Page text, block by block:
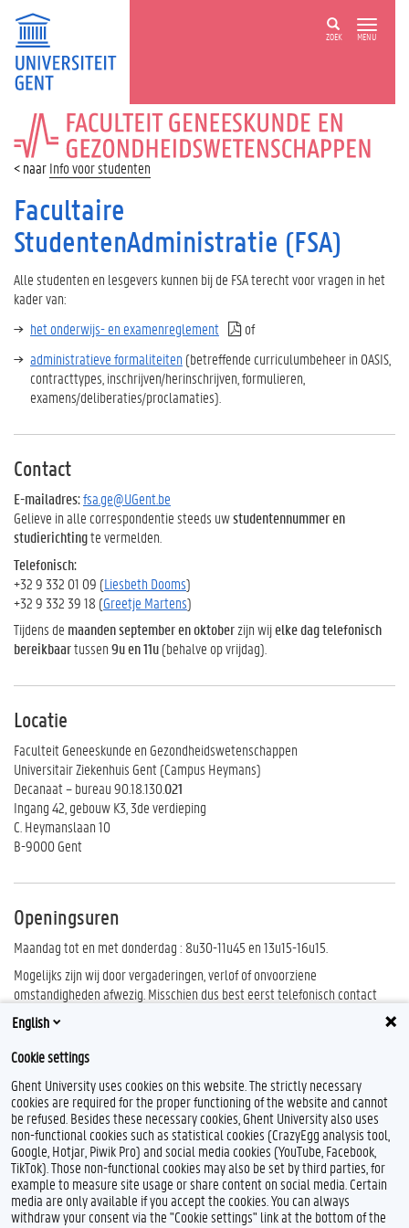
ZOEK MENU
FACULTEIT
GENEESKUNDE
EN
GEZONDHEIDSWETENSCHAPPEN
Info voor studenten
Facultaire
StudentenAdministratie (FSA)
Alle studenten en lesgevers kunnen bij de FSA terecht voor vragen in het
kader van:
het onderwijs- en examenreglement
of
administratieve formaliteiten (betreffende curriculumbeheer in OASIS,
contracttypes, inschrijven/herinschrijven, formulieren,
examens/deliberaties/proclamaties).
Contact
E-mailadres:fsa.ge@UGent.be
Gelieve in alle correspondentie steeds uwstudentennummer en
studierichtingte vermelden.
Telefonisch:
+32 9 332 01 09 (Liesbeth Dooms)
+32 9 332 39 18 (Greetje Martens)
Tijdens de maanden september en oktoberzijn wijelke dagtelefonisch
bereikbaartussen9u en 11u(behalve op vrijdag).
Locatie
Faculteit Geneeskunde en Gezondheidswetenschappen
Universitair Ziekenhuis Gent (Campus Heymans)
Decanaat – bureau 90.18.130.021
Ingang 42, gebouw K3, 3de verdieping
C. Heymanslaan 10
B-9000 Gent
Openingsuren
Maandag tot en met donderdag : 8u30-11u45 en 13u15-16u15.
Mogelijks zijn wij door vergaderingen, verlof of onvoorziene
omstandigheden afwezig. Misschien dus best eerst telefonisch contact
opnemen vooraleer je langskomt.
tot en met dinsdag 5 augustus
F
a
c
e
b
T
w
i
t
t
L
i
n
k
e
I
n
s
t
a
B
l
u
e
s
Feedback
Privacy
English
Cookie settings
Ghent University uses cookies on this website. The strictly necessary
cookies are required for the proper functioning of the website and cannot
be refused. Besides these necessary cookies, Ghent University also uses
non-functional cookies such as statistical cookies (CrazyEgg analysis tool,
Google, Hotjar, Piwik Pro) and social media cookies (YouTube, Facebook,
TikTok). Those non-functional cookies may also be set by third parties, for
example to measure site usage or share content on social media. Certain
media are only available if you accept the cookies. You can always
withdraw your consent via the "Cookie settings" link at the bottom of the